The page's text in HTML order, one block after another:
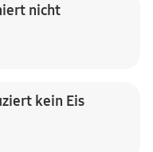
nicht
kein Eis